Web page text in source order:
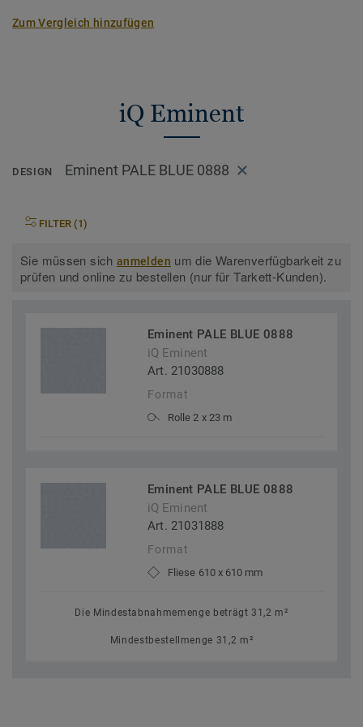
Zum Vergleich hinzufügen
iQ Eminent
DESIGN Eminent PALE BLUE 0888
FILTER (1)
Sie müssen sichanmelden um die Warenverfügbarkeit zu
prüfen und online zu bestellen (nur für Tarkett-Kunden).
Eminent PALE BLUE 0888
iQ Eminent
Art. 21030888
Format
Rolle 2 x 23 m
Eminent PALE BLUE 0888
iQ Eminent
Art. 21031888
Format
Fliese 610 x 610 mm
Die Mindestabnahmemenge beträgt 31,2 m²
Mindestbestellmenge 31,2 m²